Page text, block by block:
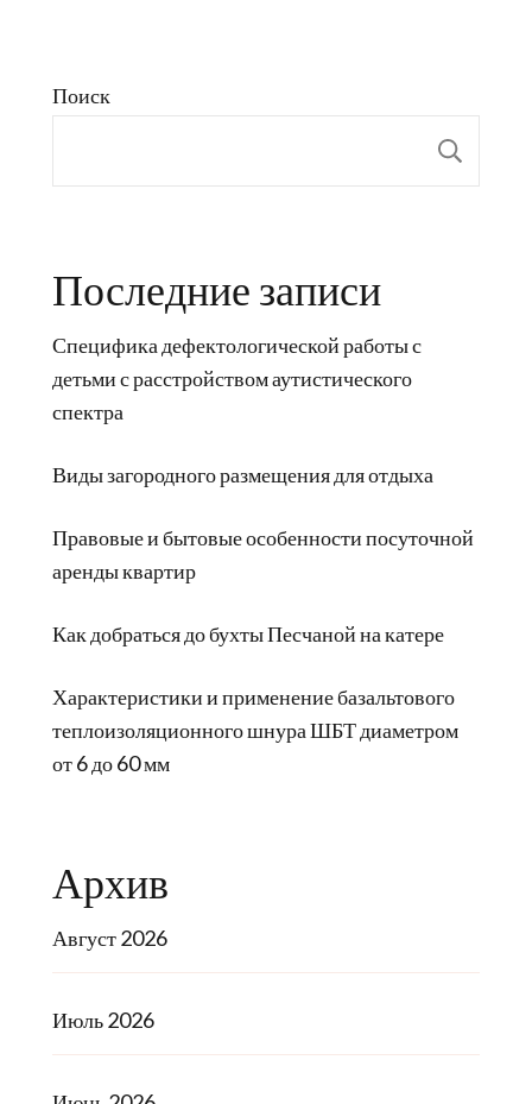
Поиск
Последние записи
Специфика дефектологической работы с
детьми с расстройством аутистического
спектра
Виды загородного размещения для отдыха
Правовые и бытовые особенности посуточной
аренды квартир
Как добраться до бухты Песчаной на катере
Характеристики и применение базальтового
теплоизоляционного шнура ШБТ диаметром
от 6 до 60 мм
Архив
Август 2026
Июль 2026